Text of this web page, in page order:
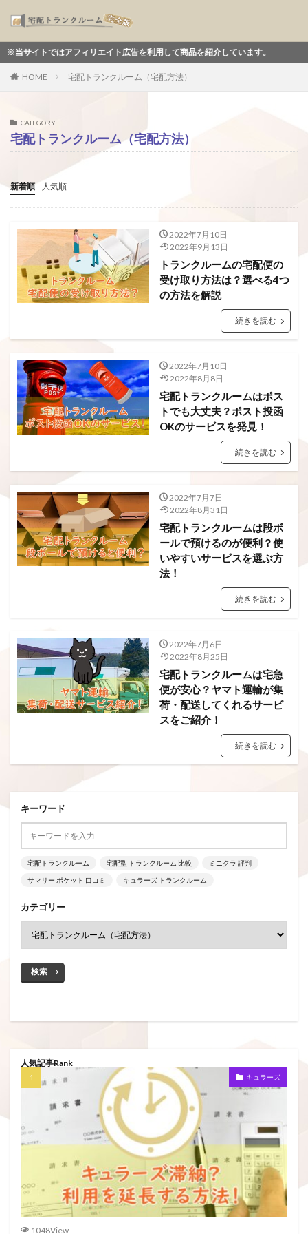
トではアフィリエイト広告を利用して商品を紹介しています。
HOME 宅配トランクルーム（宅配方法）
CATEGORY
宅配トランクルーム（宅配方法）
新着順 人気順
2022年7月10日
2022年9月13日
トランクルームの宅配便の
受け取り方法は？選べる4つ
の方法を解説
続きを読む
2022年7月10日
2022年8月8日
宅配トランクルームはポス
トでも大丈夫？ポスト投函
OKのサービスを発見！
続きを読む
2022年7月7日
2022年8月31日
宅配トランクルームは段ボ
ールで預けるのが便利？使
いやすいサービスを選ぶ方
法！
続きを読む
2022年7月6日
2022年8月25日
宅配トランクルームは宅急
便が安心？ヤマト運輸が集
荷・配送してくれるサービ
スをご紹介！
続きを読む
キーワード
宅配トランクルーム 宅配型 トランクルーム 比較 ミニクラ 評判
サマリー ポケット 口コミ キュラーズ トランクルーム
カテゴリー
検索
人気記事Rank
キュラーズ
1048View